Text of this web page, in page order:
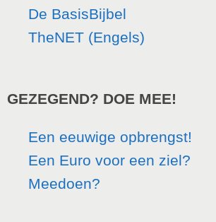
De BasisBijbel
TheNET (Engels)
GEZEGEND? DOE MEE!
Een eeuwige opbrengst!
Een Euro voor een ziel?
Meedoen?